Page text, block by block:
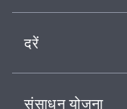
दरें
संसाधन योजना